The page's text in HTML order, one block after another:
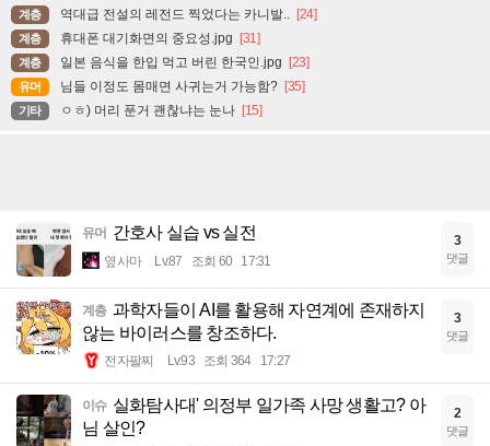
계층 역대급 전설의 레전드 찍었다는 카니발.. [24]
계층 휴대폰 대기화면의 중요성.jpg [31]
계층 일본 음식을 한입 먹고 버린 한국인.jpg [23]
유머 님들 이정도 몸매면 사귀는거 가능함? [35]
기타 ㅇㅎ) 머리 푼거 괜찮냐는 눈나 [15]
유머 간호사 실습 vs 실전
옆사마 Lv.87 조회 60 17:31
3
댓글
계층 과학자들이 AI를 활용해 자연계에 존재하지
않는 바이러스를 창조하다.
전자팔찌 Lv.93 조회 364 17:27
3
댓글
이슈 실화탐사대' 의정부 일가족 사망 생활고? 아
님 살인?
2
댓글